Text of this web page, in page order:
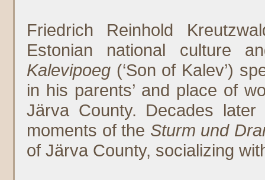
Friedrich Reinhold
Estonian national culture
Kalevipoeg (‘Son of Kalev’)
in his parents’ and place of
Järva County. Decades
moments of the Sturm und
of Järva County, socializing